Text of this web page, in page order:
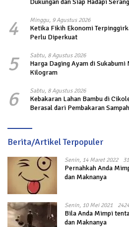
4 Minggu, 9 Agustus 2026
Ketika Fikih Ekonomi
Perlu Diperkuat
5 Sabtu, 8 Agustus 2026
Harga Daging Ayam di
Kilogram
6 Sabtu, 8 Agustus 2026
Kebakaran Lahan Bambu di
Berasal dari Pembakaran Sampah
Berita/Artikel Terpopuler
Senin, 14 Maret 2022
Pernahkah Anda
dan Maknanya
Senin, 10 Mei 2021
Bila Anda Mimpi
dan Maknanya